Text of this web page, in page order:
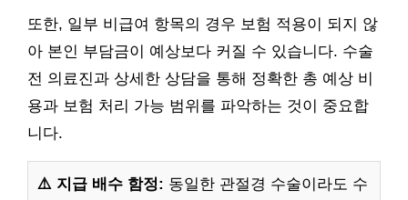
또한, 일부 비급여 항목의 경우 보험 적용이 되지 않
아 본인 부담금이 예상보다 커질 수 있습니다. 수술
전 의료진과 상세한 상담을 통해 정확한 총 예상 비
용과 보험 처리 가능 범위를 파악하는 것이 중요합
니다.
⚠️ 지급 배수 함정: 동일한 관절경 수술이라도 수